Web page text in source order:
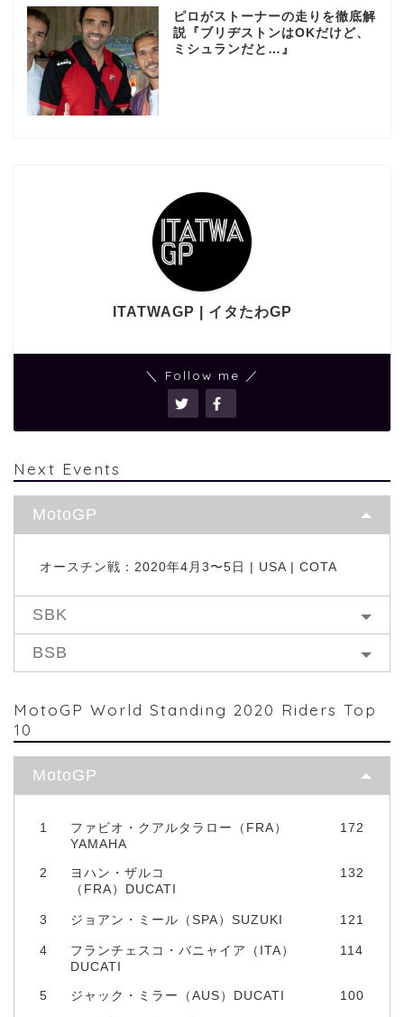
ピロがストーナーの走りを徹底解
説『ブリヂストンはOKだけど、
ミシュランだと…』
ITATWAGP | イタたわGP
＼ Follow me ／
Next Events
MotoGP
オースチン戦：2020年4月3〜5日 | USA | COTA
SBK
BSB
MotoGP World Standing 2020 Riders Top
10
MotoGP
1
ファビオ・クアルタラロー（FRA）
YAMAHA
172
2
ヨハン・ザルコ
（FRA）DUCATI
132
3 ジョアン・ミール（SPA）SUZUKI 121
4
フランチェスコ・バニャイア（ITA）
DUCATI
114
5 ジャック・ミラー（AUS）DUCATI 100